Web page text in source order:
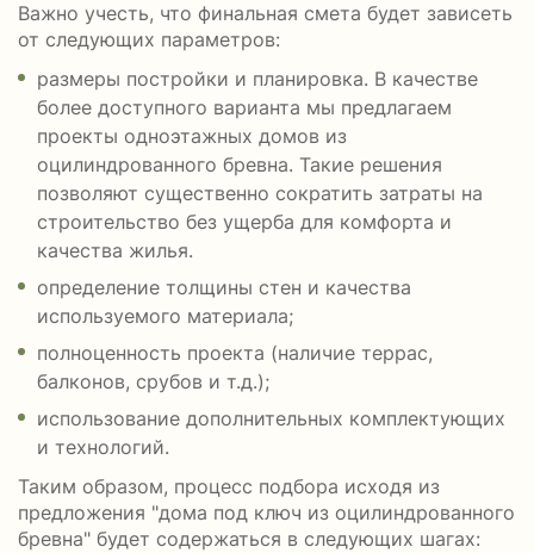
Важно учесть, что финальная смета будет зависеть
от следующих параметров:
размеры постройки и планировка. В качестве
более доступного варианта мы предлагаем
проекты одноэтажных домов из
оцилиндрованного бревна. Такие решения
позволяют существенно сократить затраты на
строительство без ущерба для комфорта и
качества жилья.
определение толщины стен и качества
используемого материала;
полноценность проекта (наличие террас,
балконов, срубов и т.д.);
использование дополнительных комплектующих
и технологий.
Таким образом, процесс подбора исходя из
предложения "дома под ключ из оцилиндрованного
бревна" будет содержаться в следующих шагах: